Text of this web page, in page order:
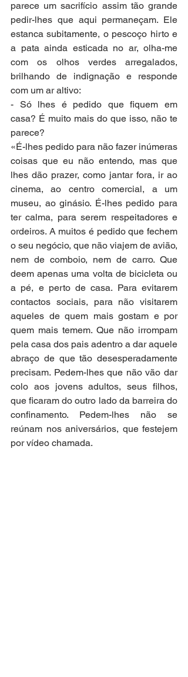
parece um sacrifício assim tão grande
pedir-lhes que aqui permaneçam. Ele
estanca subitamente, o pescoço hirto e
a pata ainda esticada no ar, olha-me
com os olhos verdes arregalados,
brilhando de indignação e responde
com um ar altivo:
- Só lhes é pedido que fiquem em
casa? É muito mais do que isso, não te
parece?
«É-lhes pedido para não fazer inúmeras
coisas que eu não entendo, mas que
lhes dão prazer, como jantar fora, ir ao
cinema, ao centro comercial, a um
museu, ao ginásio. É-lhes pedido para
ter calma, para serem respeitadores e
ordeiros. A muitos é pedido que fechem
o seu negócio, que não viajem de avião,
nem de comboio, nem de carro. Que
deem apenas uma volta de bicicleta ou
a pé, e perto de casa. Para evitarem
contactos sociais, para não visitarem
aqueles de quem mais gostam e por
quem mais temem. Que não irrompam
pela casa dos pais adentro a dar aquele
abraço de que tão desesperadamente
precisam. Pedem-lhes que não vão dar
colo aos jovens adultos, seus filhos,
que ficaram do outro lado da barreira do
confinamento. Pedem-lhes não se
reúnam nos aniversários, que festejem
por vídeo chamada.